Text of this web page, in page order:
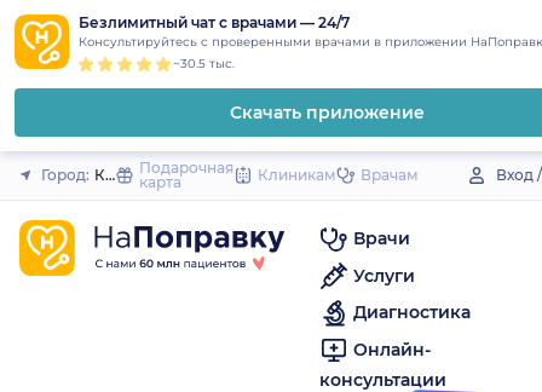
to
content
Безлимитный чат с врачами — 24/7
Консультируйтесь с проверенными врачами в приложении
~30.5 тыс.
Скачать приложение
Закрыть
Город: КалтанПодарочная
карта
Клиникам Врачам Вход
Врачи
Услуги
Диагностика
Онлайн-
консультации